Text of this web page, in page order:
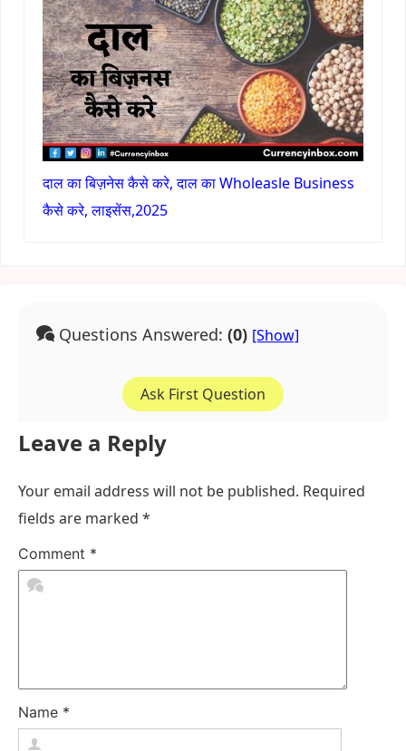
दाल का बिज़नेस कैसे करे, दाल का Wholeasle Business
कैसे करे, लाइसेंस,2025
Questions Answered: (0)
Ask First Question
Leave a Reply
Your email address will not be published. Required
fields are marked *
Comment *
Name *